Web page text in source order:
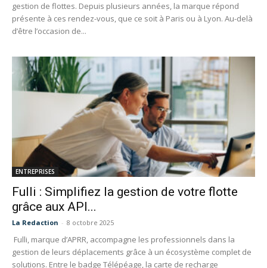
gestion de flottes. Depuis plusieurs années, la marque répond
présente à ces rendez-vous, que ce soit à Paris ou à Lyon. Au-delà
d’être l’occasion de...
ENTREPRISES
Fulli : Simplifiez la gestion de votre flotte
grâce aux API...
La Redaction - 8 octobre 2025
Fulli, marque d’APRR, accompagne les professionnels dans la
gestion de leurs déplacements grâce à un écosystème complet de
solutions. Entre le badge Télépéage, la carte de recharge